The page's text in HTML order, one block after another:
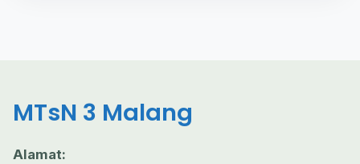
MTsN 3 Malang
Alamat: